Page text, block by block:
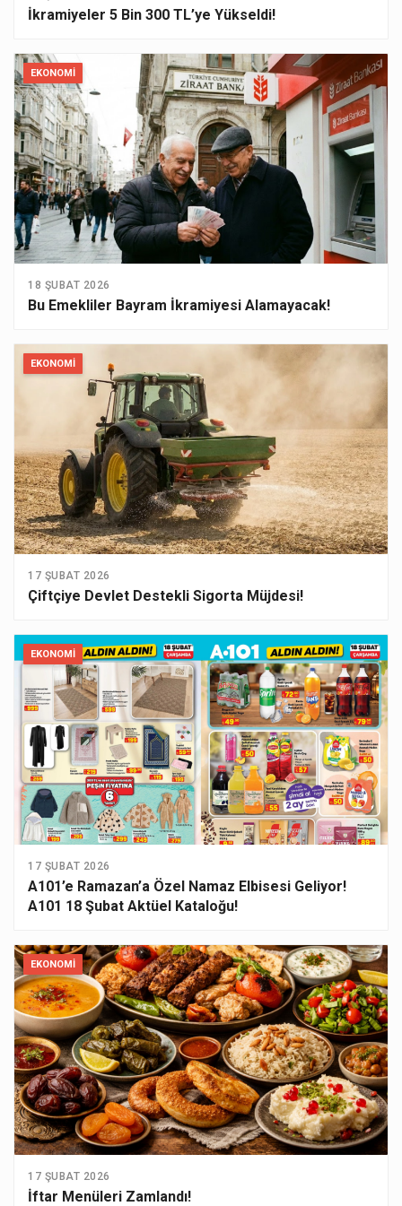
İkramiyeler 5 Bin 300 TL’ye Yükseldi!
EKONOMI
18 ŞUBAT 2026
Bu Emekliler Bayram İkramiyesi Alamayacak!
EKONOMI
17 ŞUBAT 2026
Çiftçiye Devlet Destekli Sigorta Müjdesi!
EKONOMI
17 ŞUBAT 2026
A101’e Ramazan’a Özel Namaz Elbisesi Geliyor!
A101 18 Şubat Aktüel Kataloğu!
EKONOMI
17 ŞUBAT 2026
İftar Menüleri Zamlandı!